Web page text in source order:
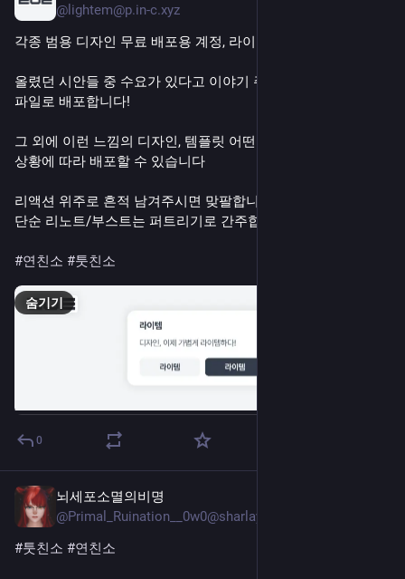
@lightem@p.in-c.xyz
각종 범용 디자인 무료 배포용 계정, 라이템입니다!
올렸던 시안들 중 수요가 있다고 이야기 주시면
파일로 배포합니다!
그 외에 이런 느낌의 디자인, 템플릿 어떤가요 추천해주시면
상황에 따라 배포할 수 있습니다
리액션 위주로 흔적 남겨주시면 맞팔합니다
단순 리노트/부스트는 퍼트리기로 간주합니다!
#연친소 #툿친소
숨기기
0
뇌세포소멸의비명
@Primal_Ruination__0w0@sharlayan.in
#툿친소 #연친소